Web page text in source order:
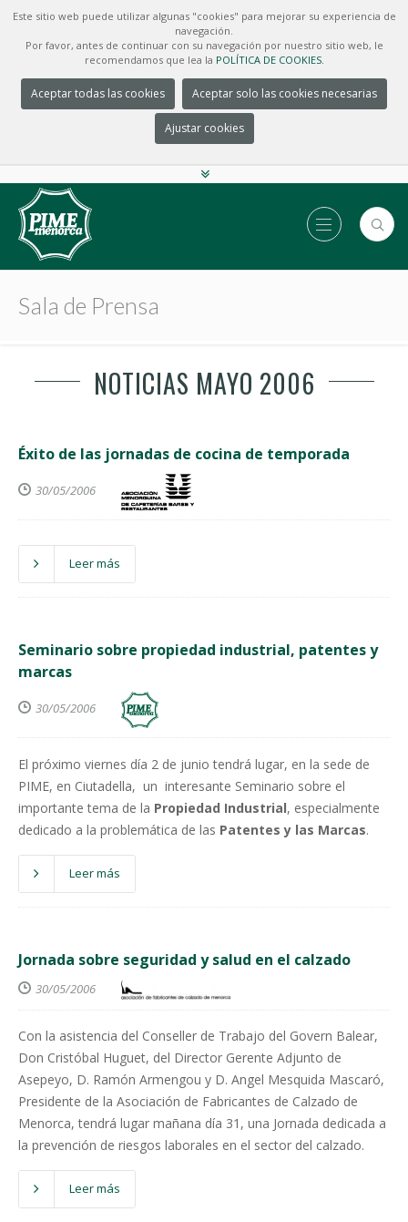
Este sitio web puede utilizar algunas "cookies" para mejorar su experiencia de
navegación.
Por favor, antes de continuar con su navegación por nuestro sitio web, le
recomendamos que lea la POLÍTICA DE COOKIES.
Aceptar todas las cookies Aceptar solo las cookies necesarias
Ajustar cookies
Sala de Prensa
NOTICIAS MAYO 2006
Éxito de las jornadas de cocina de temporada
30/05/2006
Leer más
Seminario sobre propiedad industrial, patentes y
marcas
30/05/2006
El próximo viernes día 2 de junio tendrá lugar, en la sede de
PIME, en Ciutadella, un interesante Seminario sobre el
importante tema de la Propiedad Industrial, especialmente
dedicado a la problemática de las Patentes y las Marcas.
Leer más
Jornada sobre seguridad y salud en el calzado
30/05/2006
Con la asistencia del Conseller de Trabajo del Govern Balear,
Don Cristóbal Huguet, del Director Gerente Adjunto de
Asepeyo, D. Ramón Armengou y D. Angel Mesquida Mascaró,
Presidente de la Asociación de Fabricantes de Calzado de
Menorca, tendrá lugar mañana día 31, una Jornada dedicada a
la prevención de riesgos laborales en el sector del calzado.
Leer más